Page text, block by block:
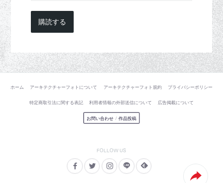
購読する
ホーム アーキテクチャーフォトについて アーキテクチャーフォト規約 プライバシーポリシー
特定商取引法に関する表記 利用者情報の外部送信について 広告掲載について
お問い合わせ / 作品投稿